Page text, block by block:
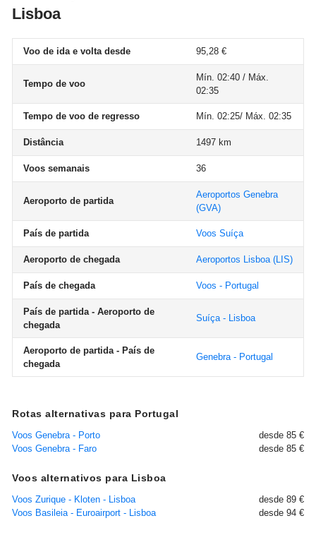
Lisboa
Voo de ida e volta desde 95,28 €
Tempo de voo
Mín. 02:40 / Máx.
02:35
Tempo de voo de regresso Mín. 02:25/ Máx. 02:35
Distância 1497 km
Voos semanais 36
Aeroporto de partida
Aeroportos Genebra
(GVA)
País de partida Voos Suíça
Aeroporto de chegada Aeroportos Lisboa(LIS)
País de chegada Voos - Portugal
País de partida - Aeroporto de
chegada
Suíça - Lisboa
Aeroporto de partida - País de
chegada
Genebra - Portugal
Rotas alternativas para Portugal
Voos Genebra - Porto
desde 85 €
Voos Genebra - Faro
desde 85 €
Voos alternativos para Lisboa
Voos Zurique - Kloten - Lisboa
desde 89 €
Voos Basileia - Euroairport - Lisboa
desde 94 €